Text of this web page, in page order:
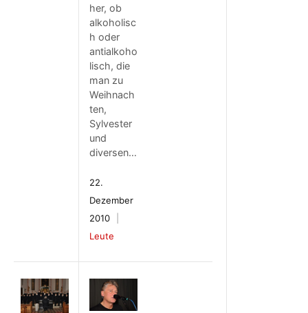
her, ob
alkoholisc
h oder
antialkoho
lisch, die
man zu
Weihnach
ten,
Sylvester
und
diversen…
22.
Dezember
2010
Leute